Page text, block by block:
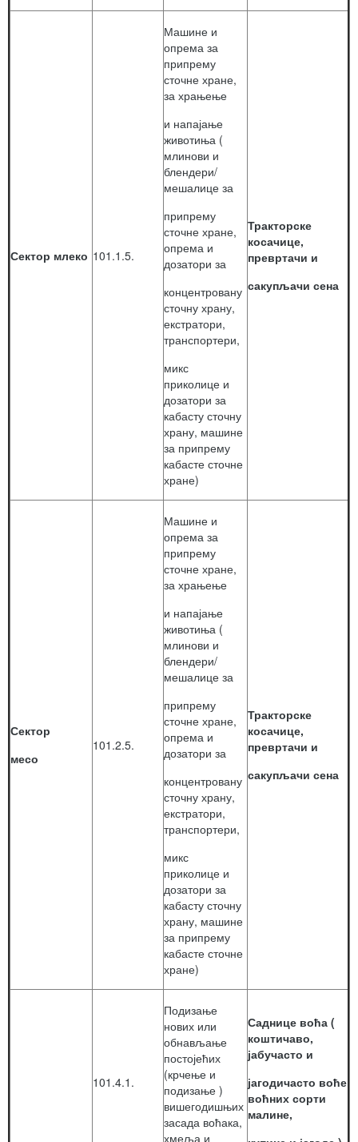
Сектор млеко 101.1.5.
Машине и
опрема за
припрему
сточне хране,
за храњење
и напајање
животиња (
млинови и
блендери/
мешалице за
припрему
сточне хране,
опрема и
дозатори за
концентровану
сточну храну,
екстратори,
транспортери,
микс
приколице и
дозатори за
кабасту сточну
храну, машине
за припрему
кабасте сточне
хране)
Тракторске
косачице,
превртачи и
сакупљачи сена
Сектор
месо
101.2.5.
Машине и
опрема за
припрему
сточне хране,
за храњење
и напајање
животиња (
млинови и
блендери/
мешалице за
припрему
сточне хране,
опрема и
дозатори за
концентровану
сточну храну,
екстратори,
транспортери,
микс
приколице и
дозатори за
кабасту сточну
храну, машине
за припрему
кабасте сточне
хране)
Тракторске
косачице,
превртачи и
сакупљачи сена
101.4.1.
Подизање
нових или
обнављање
постојећих
(крчење и
подизање )
вишегодишњих
засада воћака,
хмеља и
Саднице воћа (
коштичаво,
јабучасто и
јагодичасто воће
воћних сорти
малине,